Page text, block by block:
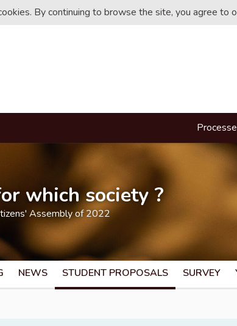
By continuing to browse the site, you agree to
which society ?
Assembly of 2022
NEWS STUDENT PROPOSALS SURVEY